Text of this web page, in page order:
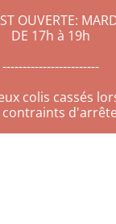
OUVERTE:
DE 17h à 19h
------------------------
colis cassés